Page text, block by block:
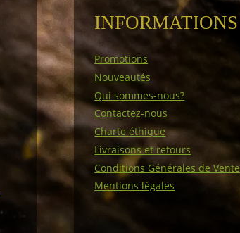
INFORMATIONS
Promotions
Nouveautés
Qui sommes-nous?
Contactez-nous
Charte éthique
Livraisons et retours
Conditions Générales de Vente
Mentions légales